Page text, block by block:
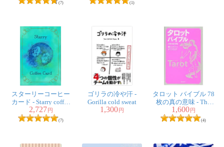
(7) (1)
スターリーコーヒー
カード - Starry coffee
card
2,727 円
(7)
ゴリラの冷や汗 -
Gorilla cold sweat
1,300 円
タロット バイブル 78
枚の真の意味 - The
true meaning of 78
tarot bibles
1,600 円
(4)